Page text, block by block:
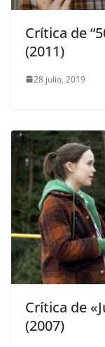
Crítica de
(2011)
28 julio, 2019
Crítica de
(2007)